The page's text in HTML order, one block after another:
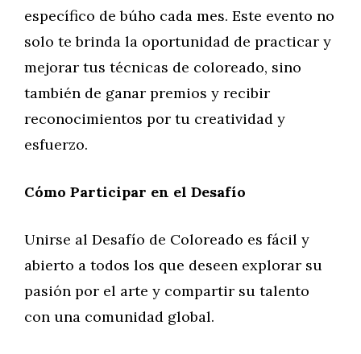
específico de búho cada mes. Este evento no
solo te brinda la oportunidad de practicar y
mejorar tus técnicas de coloreado, sino
también de ganar premios y recibir
reconocimientos por tu creatividad y
esfuerzo.
Cómo Participar en el Desafío
Unirse al Desafío de Coloreado es fácil y
abierto a todos los que deseen explorar su
pasión por el arte y compartir su talento
con una comunidad global.